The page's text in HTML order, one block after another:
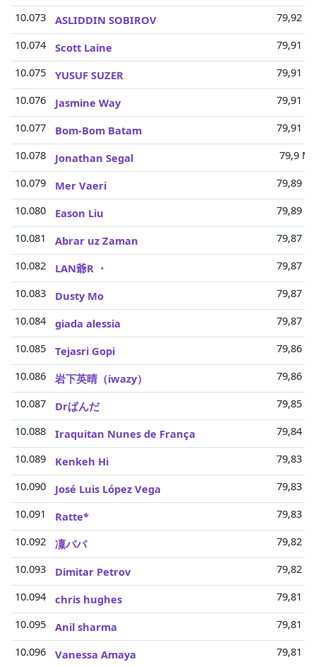
10.073
ASLIDDIN SOBIROV
79,92
10.074
Scott Laine
79,91
10.075
YUSUF SUZER
79,91
10.076
Jasmine Way
79,91
10.077
Bom-Bom Batam
79,91
10.078
Jonathan Segal
79,9
10.079
Mer Vaeri
79,89
10.080
Eason Liu
79,89
10.081
Abrar uz Zaman
79,87
10.082
LAN爺R ・
79,87
10.083
Dusty Mo
79,87
10.084
giada alessia
79,87
10.085
Tejasri Gopi
79,86
10.086
岩下英晴（iwazy）
79,86
10.087
Drぱんだ
79,85
10.088
Iraquitan Nunes de França
79,84
10.089
Kenkeh Hi
79,83
10.090
José Luis López Vega
79,83
10.091
Ratte*
79,83
10.092
凜パパ
79,82
10.093
Dimitar Petrov
79,82
10.094
chris hughes
79,81
10.095
Anil sharma
79,81
10.096
Vanessa Amaya
79,81